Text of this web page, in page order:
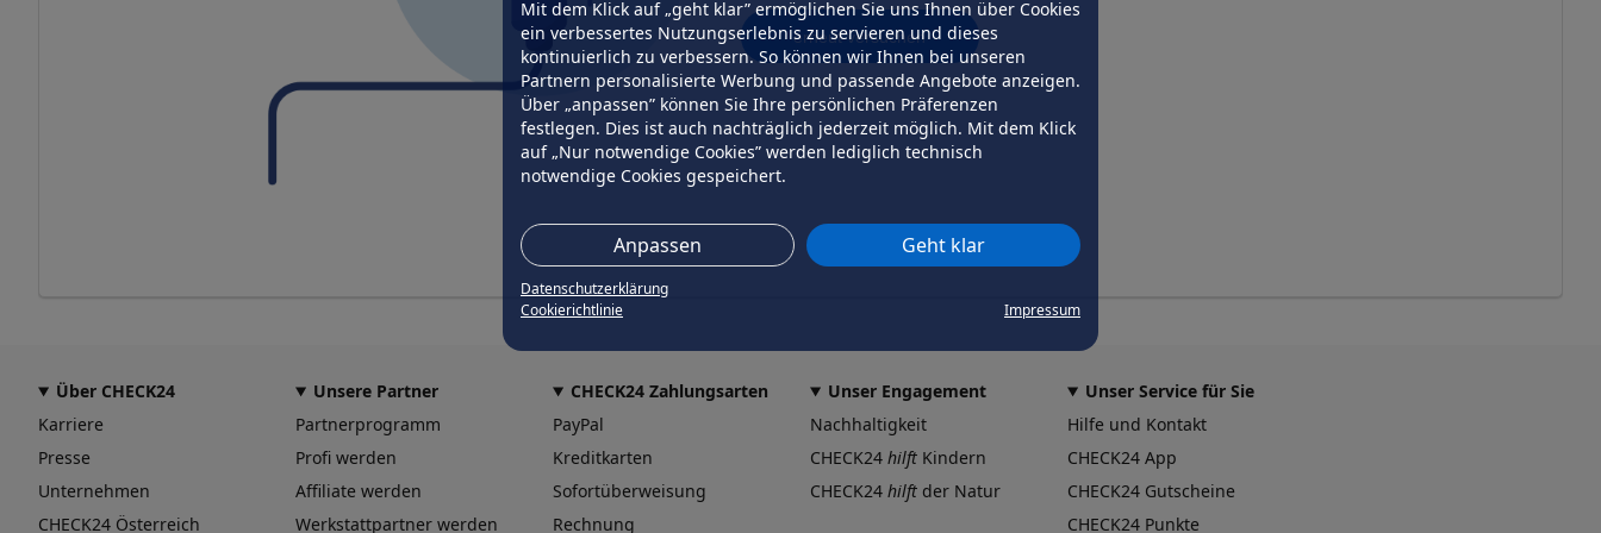
Mit dem Klick auf „geht klar” ermöglichen Sie uns Ihnen über Cookies
ein verbessertes Nutzungserlebnis zu servieren und dieses
kontinuierlich zu verbessern. So können wir Ihnen bei unseren
Partnern personalisierte Werbung und passende Angebote anzeigen.
Über „anpassen” können Sie Ihre persönlichen Präferenzen
festlegen. Dies ist auch nachträglich jederzeit möglich. Mit dem Klick
auf „Nur notwendige Cookies” werden lediglich technisch
notwendige Cookies gespeichert.
Anpassen Geht klar
Datenschutzerklärung
Cookierichtlinie
Impressum
erneut versuchen
Über CHECK24
Karriere
Presse
Unternehmen
CHECK24 Österreich
Unsere Partner
Partnerprogramm
Profi werden
Affiliate werden
Werkstattpartner werden
CHECK24 Zahlungsarten
PayPal
Kreditkarten
Sofortüberweisung
Rechnung
Unser Engagement
Nachhaltigkeit
CHECK24 hilft Kindern
CHECK24 hilft der Natur
Unser Service für Sie
Hilfe und Kontakt
CHECK24 App
CHECK24 Gutscheine
CHECK24 Punkte